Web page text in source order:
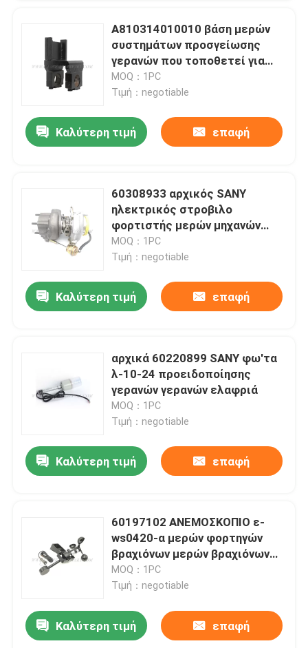
Αρχική Σελίδα
Προϊόντα
Σχετικά με εμάς
A810314010010 βάση μερών
συστημάτων προσγείωσης
γερανών που τοποθετεί για
HQC5420J.32.5A
MOQ：1PC
Τιμή：negotiable
Καλύτερη τιμή επαφή
60308933 αρχικός SANY
ηλεκτρικός στροβιλο
φορτιστής μερών μηχανών
γερανών
MOQ：1PC
Τιμή：negotiable
Καλύτερη τιμή επαφή
αρχικά 60220899 SANY φω'τα
λ-10-24 προειδοποίησης
γερανών γερανών ελαφριά
MOQ：1PC
Τιμή：negotiable
Καλύτερη τιμή επαφή
60197102 ΑΝΕΜΟΣΚΟΠΙΟ ε-
ws0420-α μερών φορτηγών
βραχιόνων μερών βραχιόνων
γερανών
MOQ：1PC
Τιμή：negotiable
Καλύτερη τιμή επαφή
1020702393 μέρη γερανών Zoomlion που συλλέγουν το δαχτυλίδι IOS9001 γερανών